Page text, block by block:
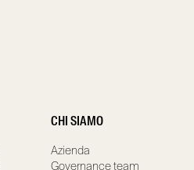
CHI SIAMO
Azienda
Governance team